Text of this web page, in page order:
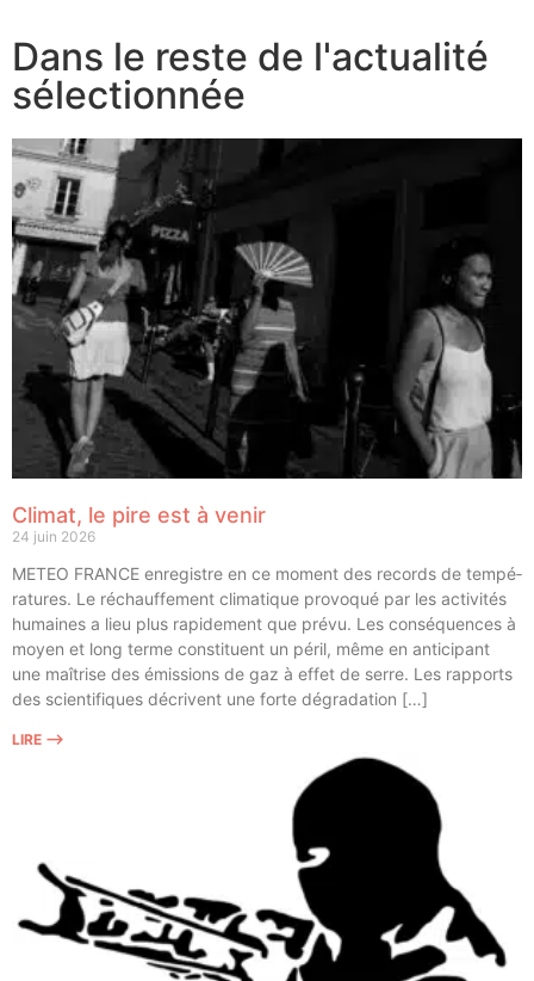
Dans le reste de l'actualité
sélectionnée
Climat, le pire est à venir
24 juin 2026
METEO FRANCE enre­gistre en ce moment des records de tem­pé­
ra­tures. Le réchauf­fe­ment cli­ma­tique pro­vo­qué par les acti­vi­tés
humaines a lieu plus rapi­de­ment que pré­vu. Les consé­quences à
moyen et long terme consti­tuent un péril, même en anti­ci­pant
une maî­trise des émis­sions de gaz à effet de serre. Les rap­ports
des scien­ti­fiques décrivent une forte dégradation […]
LIRE ⟶